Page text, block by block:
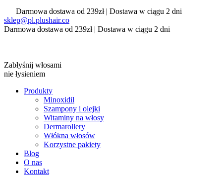
Darmowa dostawa od 239zł | Dostawa w ciągu 2 dni
sklep@pl.plushair.co
Darmowa dostawa od 239zł | Dostawa w ciągu 2 dni
Zabłyśnij włosami
nie łysieniem
Produkty
Minoxidil
Szampony i olejki
Witaminy na włosy
Dermarollery
Włókna włosów
Korzystne pakiety
Blog
O nas
Kontakt